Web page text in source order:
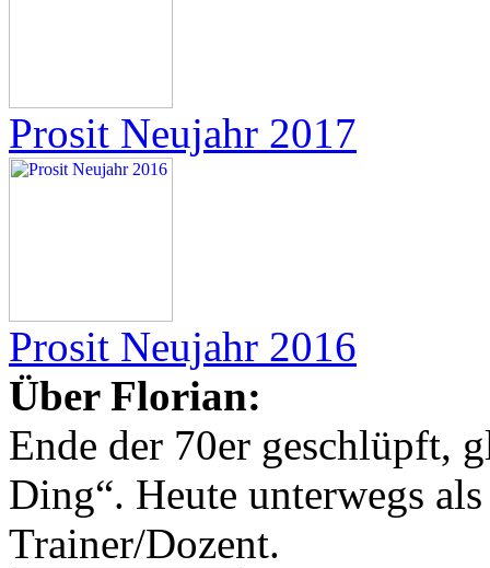
Prosit Neujahr 2017
Prosit Neujahr 2016
Über Florian:
Ende der 70er geschlüpft,
Ding“. Heute unterwegs
Trainer/Dozent.